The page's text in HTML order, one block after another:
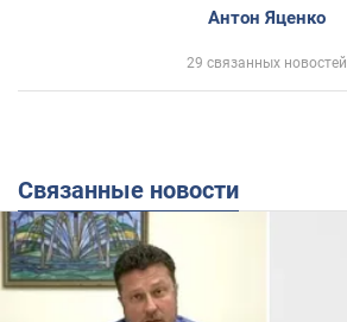
Антон Яценко
29 связанных новостей
Связанные новости